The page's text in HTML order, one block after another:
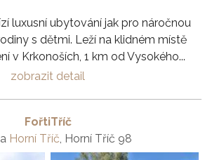
luxusní ubytování jak pro náročnou
s dětmi. Leží na klidném místě
v Krkonoších, 1 km od Vysokého...
zobrazit detail
FořtiTříč
Horní Tříč, Horní Tříč 98